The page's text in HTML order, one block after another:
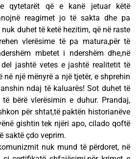
qytetarët që e kanë jetuar këtë
reagimet jo të sakta dhe pa
duhet të ketë hezitim, që në raste
vlerësime të pa matura,për të
mbetet i ndershëm dhe,në
jashtë vetes e jashtë realitetit të
në një mënyrë a një tjetër, e shprehin
ndaj të kaluarës! Sot duhet të
bërë vlerësimin e duhur. Prandaj,
për shtat,të paktën historianëve
gishtin tek njëri apo, cilado qoftë
saktë çdo veprim.
nuk mund të përdoret, në